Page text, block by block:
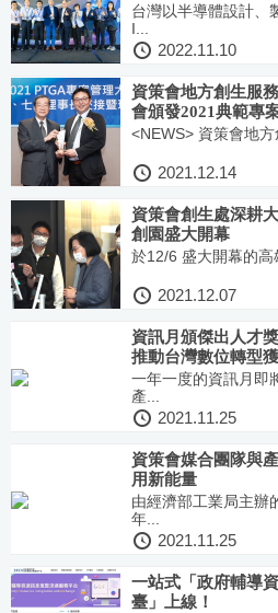
台灣以半導體設計、
I...
2022.11.10
資策會地方創生服
會頒發2021典範專
<NEWS> 資策會地方
2021.12.14
資策會創生處深耕
創園盛大開幕
於12/6 盛大開幕的高
2021.12.07
資訊月頒傑出人才
推動台灣數位轉型獲
一年一度的資訊月即
產...
2021.11.25
資策會媒合團隊與
用新能量
由經濟部工業局主辦
年...
2021.11.25
一站式「政府輔導
臺」上線！